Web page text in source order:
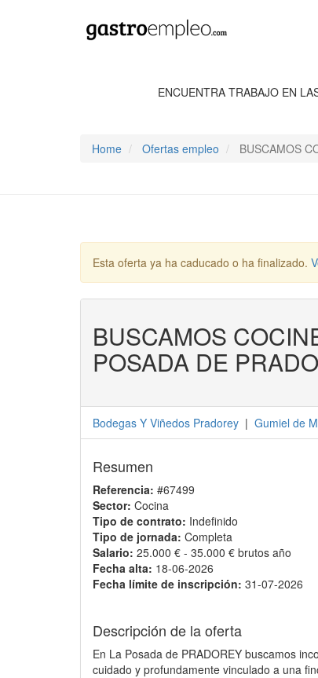
ENCUENTRA TRABAJO EN
Home Ofertas empleo BUSCAMOS
Esta oferta ya ha caducado o ha finalizado.
BUSCAMOS
POSADA DE
Bodegas Y Viñedos Pradorey | Gumiel de
Resumen
Referencia: #67499
Sector: Cocina
Tipo de contrato: Indefinido
Tipo de jornada: Completa
Salario: 25.000 € - 35.000 € brutos año
Fecha alta: 18-06-2026
Fecha límite de inscripción: 31-07-2026
Descripción de la oferta
En La Posada de PRADOREY buscamos
cuidado y profundamente vinculado a una